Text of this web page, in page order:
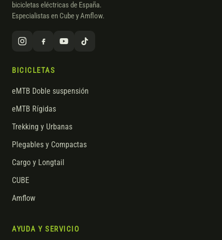
bicicletas eléctricas de España.
Especialistas en Cube y Amflow.
BICICLETAS
eMTB Doble suspensión
eMTB Rígidas
Trekking y Urbanas
Plegables y Compactas
Cargo y Longtail
CUBE
Amflow
AYUDA Y SERVICIO